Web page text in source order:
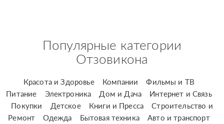
Популярные категории
Отзовикона
Красота и Здоровье Компании
Фильмы и ТВ
Питание
Электроника Дом и Дача
Интернет и Связь
Покупки
Детское Книги и Пресса
Строительство и
Ремонт
Одежда Бытовая техника
Авто и транспорт